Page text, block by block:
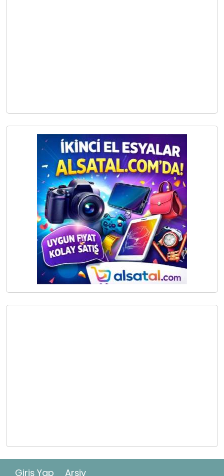
Giriş Yap Arşiv